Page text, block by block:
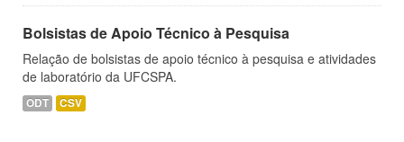
Bolsistas de Apoio Técnico à Pesquisa
Relação de bolsistas de apoio técnico à pesquisa e atividades
de laboratório da UFCSPA.
ODT CSV